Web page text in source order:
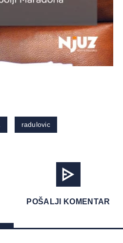
radulovic
POŠALJI KOMENTAR